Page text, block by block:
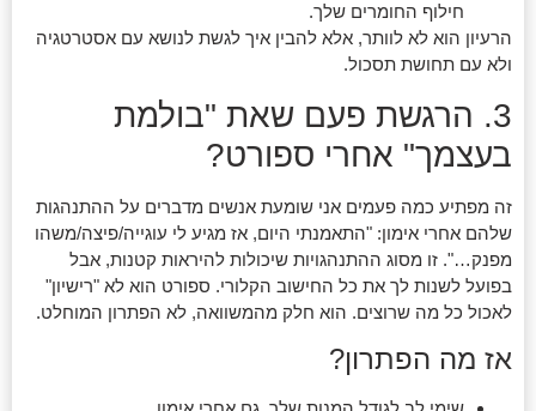
חילוף החומרים שלך.
הרעיון הוא לא לוותר, אלא להבין איך לגשת לנושא עם אסטרטגיה
ולא עם תחושת תסכול.
3. הרגשת פעם שאת "בולמת
בעצמך" אחרי ספורט?
זה מפתיע כמה פעמים אני שומעת אנשים מדברים על ההתנהגות
שלהם אחרי אימון: "התאמנתי היום, אז מגיע לי עוגייה/פיצה/משהו
מפנק…". זו מסוג ההתנהגויות שיכולות להיראות קטנות, אבל
בפועל לשנות לך את כל החישוב הקלורי. ספורט הוא לא "רישיון"
לאכול כל מה שרוצים. הוא חלק מהמשוואה, לא הפתרון המוחלט.
אז מה הפתרון?